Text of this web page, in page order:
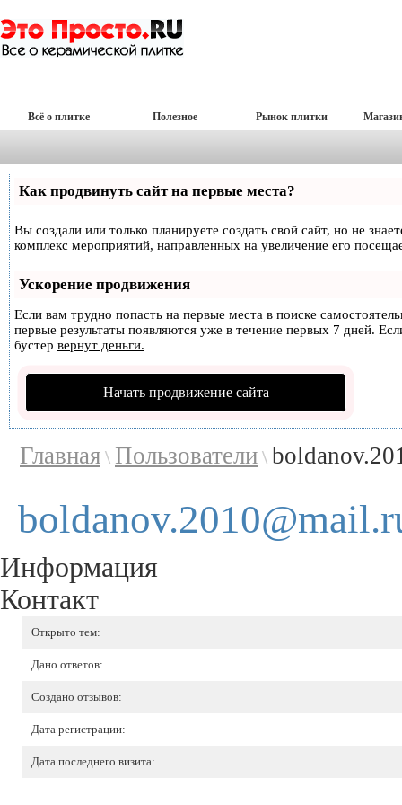
Всё о плитке Полезное Рынок плитки
Как продвинуть сайт на первые места?
Вы создали или только планируете создать свой сайт, но не
комплекс мероприятий, направленных на увеличение его
Ускорение продвижения
Если вам трудно попасть на первые места в поиске
первые результаты появляются уже в течение первых 7 дней.
бустер вернут деньги.
Начать продвижение сайта
Главная \ Пользователи \
Информация
Контакт
Открыто тем:
Дано ответов:
Создано отзывов:
Дата регистрации:
Дата последнего визита: